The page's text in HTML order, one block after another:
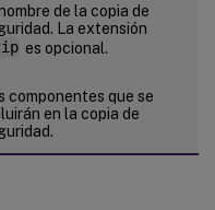
de la copia de
La extensión
es opcional.
componentes que se
en la copia de